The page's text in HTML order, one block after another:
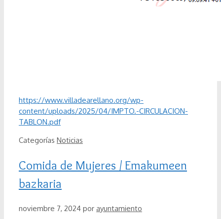
https://www.villadearellano.org/wp-
content/uploads/2025/04/IMPTO.-CIRCULACION-
TABLON.pdf
Categorías Noticias
Comida de Mujeres / Emakumeen
bazkaria
noviembre 7, 2024 por ayuntamiento